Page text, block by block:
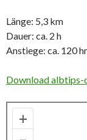
Länge: 5,3 km
Dauer: ca. 2 h
Anstiege: ca. 120
Download albtips-
+